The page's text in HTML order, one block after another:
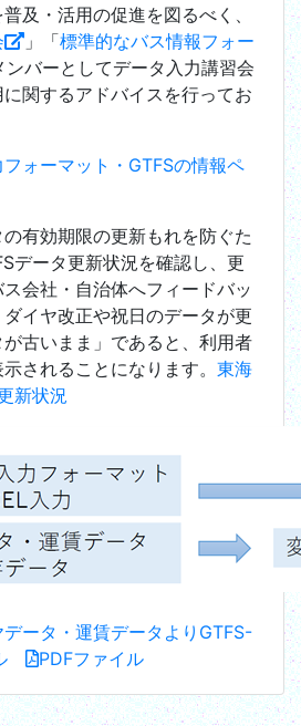
及・活用の促進を図るべく、
」「標準的なバス情報フォー
ンバーとしてデータ入力講習会
関するアドバイスを行ってお
フォーマット・GTFSの情報ペ
有効期限の更新もれを防ぐた
データ更新状況を確認し、更
会社・自治体へフィードバッ
イヤ改正や祝日のデータが更
古いまま」であると、利用者
されることになります。 東海
新状況
ータ・運賃データよりGTFS-
PDFファイル